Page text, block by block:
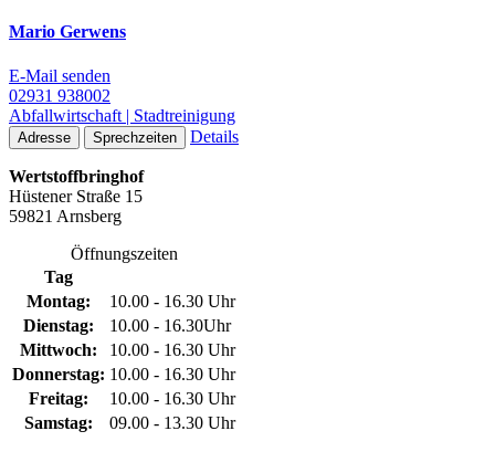
Mario Gerwens
E-Mail senden
02931 938002
Abfallwirtschaft | Stadtreinigung
Adresse Sprechzeiten Details
Wertstoffbringhof
Hüstener Straße 15
59821 Arnsberg
Öffnungszeiten
Tag
Montag:
10.00 - 16.30 Uhr
Dienstag:
10.00 - 16.30Uhr
Mittwoch:
10.00 - 16.30 Uhr
Donnerstag: 10.00 - 16.30 Uhr
Freitag:
10.00 - 16.30 Uhr
Samstag:
09.00 - 13.30 Uhr